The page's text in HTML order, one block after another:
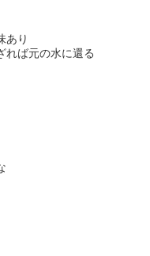
あり
れば元の水に還る